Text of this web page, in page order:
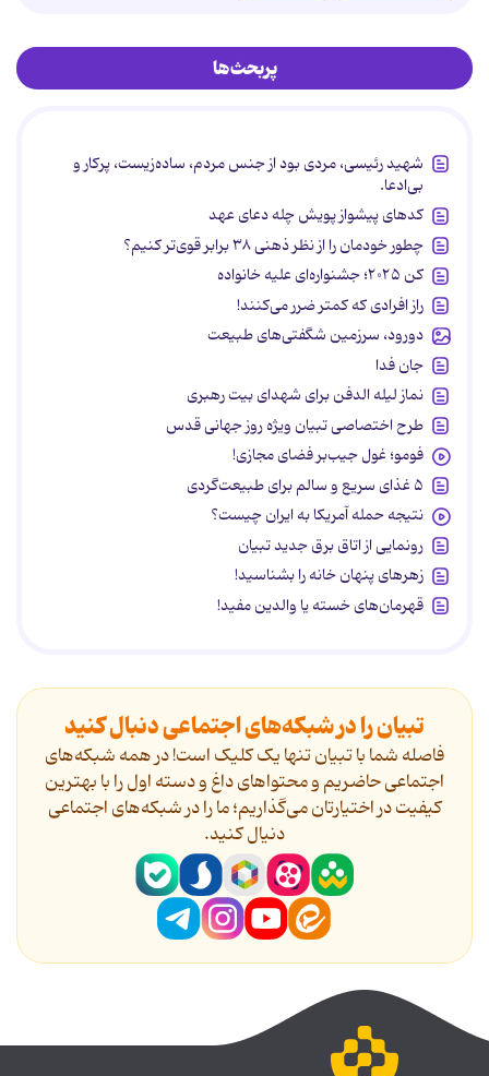
پربحث‌ها
شهید رئیسی، مردی بود از جنس مردم، ساده‌زیست، پرکار و
بی‌ادعا.
کدهای پیشواز پویش چله دعای عهد
چطور خودمان را از نظر ذهنی ۳۸ برابر قوی‌تر کنیم؟
کن ۲۰۲۵؛ جشنواره‌ای علیه خانواده
راز افرادی که کمتر ضرر می‌کنند!
دورود، سرزمین شگفتی‌های طبیعت
جان فدا
نماز لیله الدفن برای شهدای بیت رهبری
طرح اختصاصی تبیان ویژه روز جهانی قدس
فومو؛ غول جیب‌بر فضای مجازی!
۵ غذای سریع و سالم برای طبیعت‌گردی
نتیجه حمله آمریکا به ایران چیست؟
رونمایی از اتاق برق جدید تبیان
زهرهای پنهان خانه را بشناسید!
قهرمان‌های خسته یا والدین مفید!
تبیان را در شبکه‌های اجتماعی دنبال کنید
فاصله شما با تبیان تنها یک کلیک است! در همه شبکه‌های
اجتماعی حاضریم و محتواهای داغ و دسته اول را با بهترین
کیفیت در اختیارتان می‌گذاریم؛ ما را در شبکه‌های اجتماعی
دنیال کنید.